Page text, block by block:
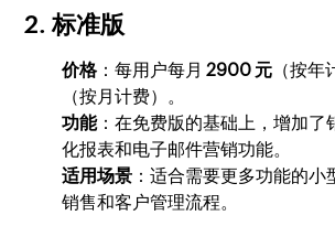
2.标准版
价格：每用户每月2900 元 （按
（按月计费）。
功能：在免费版的基础上，增加了
化报表和电子邮件营销功能。
适用场景 ：适合需要更多功能的
销售和客户管理流程。